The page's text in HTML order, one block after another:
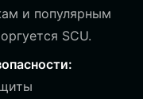
и популярным
SCU.